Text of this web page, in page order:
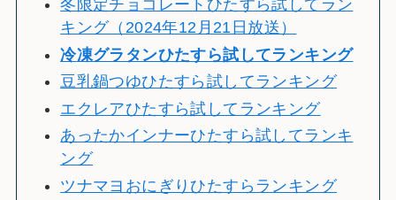
冬限定チョコレートひたすら試してラン
キング（2024年12月21日放送）
冷凍グラタンひたすら試してランキング
豆乳鍋つゆひたすら試してランキング
エクレアひたすら試してランキング
あったかインナーひたすら試してランキ
ング
ツナマヨおにぎりひたすらランキング